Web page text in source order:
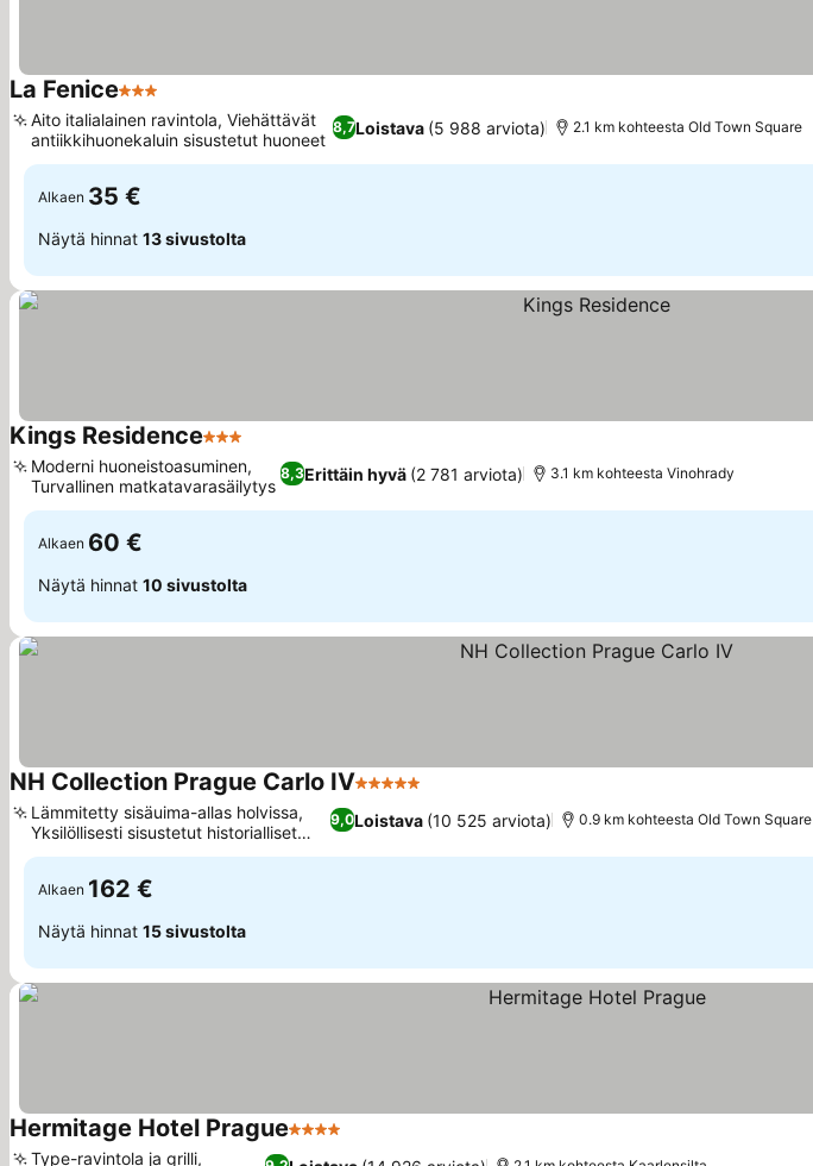
La Fenice3 Tähtiluokitus
8,7Loistava (5 988 arviota)
Aito italialainen ravintola, Viehättävät
antiikkihuonekaluin sisustetut huoneet
2.1 km kohteesta Old Town Square
Alkaen 35 €
Näytä hinnat 13 sivustolta
Kings Residence3 Tähtiluokitus
8,3Erittäin hyvä (2 781 arviota)
Moderni huoneistoasuminen,
Turvallinen matkatavarasäilytys
3.1 km kohteesta Vinohrady
Alkaen 60 €
Näytä hinnat 10 sivustolta
NH Collection Prague Carlo IV5 Tähtiluokitus
9,0Loistava (10 525 arviota)
Lämmitetty sisäuima-allas holvissa,
Yksilöllisesti sisustetut historialliset
sviitit
0.9 km kohteesta Old Town Square
Alkaen 162 €
Näytä hinnat 15 sivustolta
Hermitage Hotel Prague4 Tähtiluokitus
Type-ravintola ja grilli,